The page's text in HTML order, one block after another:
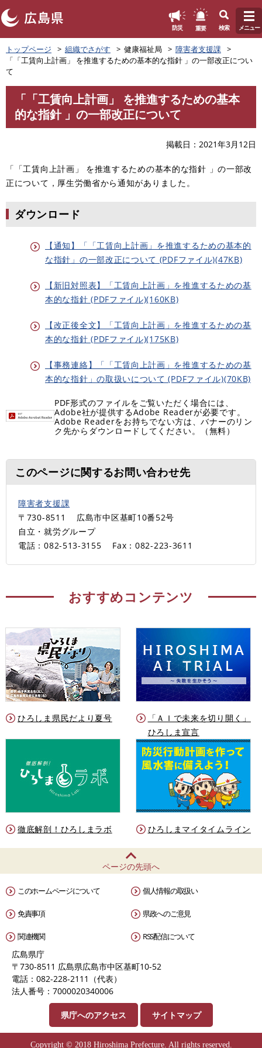
ペ
ー
す
防災 重要 検索 メニュー
トップページ 組織でさがす 健康福祉局
障害者支援課
「「工賃向上計画」 を推進するための基本的な指針 」の一部改正につい
て
「「工賃向上計画」 を推進するための基本
的な指針 」の一部改正について
掲載日 2021年3月12日
「「工賃向上計画」 を推進するための基本的な指針 」の一部改
正について，厚生労働省から通知がありました。
ダウンロード
【通知】「「工賃向上計画」を推進するための基本的
な指針」の一部改正について (PDFファイル)(47KB)
【新旧対照表】「工賃向上計画」を推進するための基
本的な指針 (PDFファイル)(160KB)
【改正後全文】「工賃向上計画」を推進するための基
本的な指針 (PDFファイル)(175KB)
【事務連絡】「「工賃向上計画」を推進するための基
本的な指針」の取扱いについて (PDFファイル)(70KB)
PDF形式のファイルをご覧いただく場合には、
Adobe社が提供するAdobe Readerが必要です。
Adobe Readerをお持ちでない方は、バナーのリン
ク先からダウンロードしてください。（無料）
このページに関するお問い合わせ先
障害者支援課
〒730-8511
広島市中区基町10番52号
自立・就労グループ
電話：082-513-3155
Fax：082-223-3611
おすすめコンテンツ
ひろしま県民だより夏号
「ＡＩで未来を切り開く」
ひろしま宣言
徹底解剖！ひろしまラボ ひろしまマイタイムライン
ページの先頭へ
このホームページについて 個人情報の取扱い
免責事項 県政へのご意見
関連機関 RSS配信について
広島県庁
〒730-8511 広島県広島市中区基町10-52
電話：082-228-2111（代表）
法人番号：7000020340006
県庁へのアクセス サイトマップ
Copyright © 2018 Hiroshima Prefecture. All rights reserved.